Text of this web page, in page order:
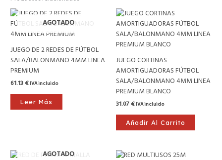
AGOTADO
JUEGO DE 2 REDES DE FÚTBOL
SALA/BALONMANO 4MM LINEA
PREMIUM
61.13€ IVA incluido
Leer Más
JUEGO CORTINAS
AMORTIGUADORAS FÚTBOL
SALA/BALONMANO 4MM LINEA
PREMIUM BLANCO
31.07€ IVA incluido
Añadir Al Carrito
AGOTADO